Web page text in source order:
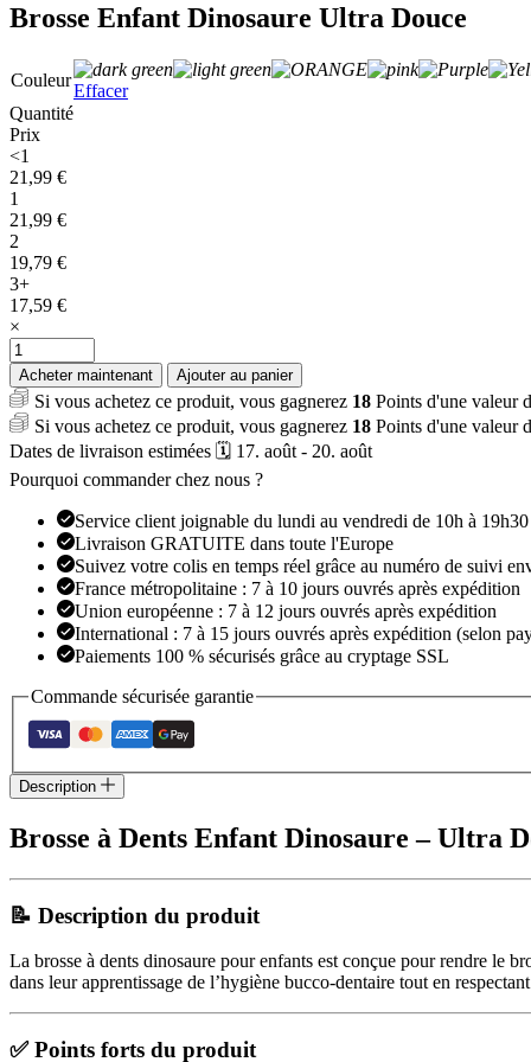
Brosse Enfant Dinosaure Ultra Douce
Couleur
Effacer
Quantité
Prix
<1
21,99 €
1
21,99 €
2
19,79 €
3+
17,59 €
×
quantité
de
Brosse
Enfant
Dinosaure
Ultra
Douce
Acheter maintenant Ajouter au panier
Si vous achetez ce produit, vous gagnerez 18 Points d'une valeur
Si vous achetez ce produit, vous gagnerez 18 Points d'une valeur
Dates de livraison estimées 🗓️ 17. août - 20. août
Pourquoi commander chez nous ?
Service client joignable du lundi au vendredi de 10h à 19h30
Livraison GRATUITE dans toute l'Europe
Suivez votre colis en temps réel grâce au numéro de suivi
France métropolitaine : 7 à 10 jours ouvrés après expédition
Union européenne : 7 à 12 jours ouvrés après expédition
International : 7 à 15 jours ouvrés après expédition (selon
Paiements 100 % sécurisés grâce au cryptage SSL
Commande sécurisée garantie
Description
Brosse à Dents Enfant Dinosaure – Ultra
📝 Description du produit
La brosse à dents dinosaure pour enfants est conçue pour rendre le
dans leur apprentissage de l’hygiène bucco-dentaire tout en
✅ Points forts du produit